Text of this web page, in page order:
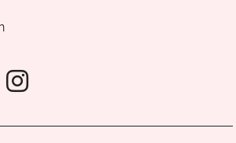
van Cvandaag
Cvandaag
Instagram van